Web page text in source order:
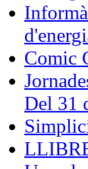
Comic
Del 31